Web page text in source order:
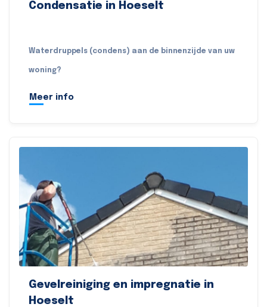
Condensatie in Hoeselt
Waterdruppels (condens) aan de binnenzijde van uw
woning?
Meer info
Gevelreiniging en impregnatie in
Hoeselt